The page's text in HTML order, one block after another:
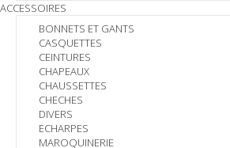
ACCESSOIRES
BONNETS ET GANTS
CASQUETTES
CEINTURES
CHAPEAUX
CHAUSSETTES
CHECHES
DIVERS
ECHARPES
MAROQUINERIE